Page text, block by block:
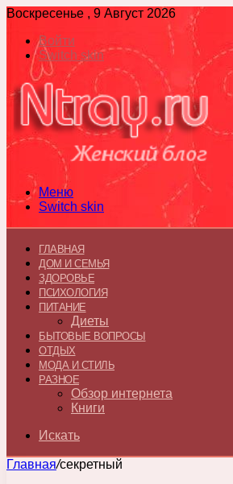
Воскресенье , 9 Август 2026
Войти
Switch skin
Меню
Switch skin
ГЛАВНАЯ
ДОМ И СЕМЬЯ
ЗДОРОВЬЕ
ПСИХОЛОГИЯ
ПИТАНИЕ
Диеты
БЫТОВЫЕ ВОПРОСЫ
ОТДЫХ
МОДА И СТИЛЬ
РАЗНОЕ
Обзор интернета
Книги
Искать
Главная/секретный